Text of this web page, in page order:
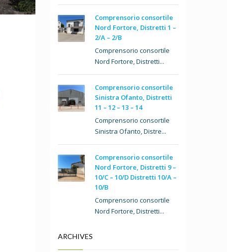
Comprensorio consortile
Nord Fortore, Distretti 1 –
2/A – 2/B
Comprensorio consortile
Nord Fortore, Distretti...
Comprensorio consortile
Sinistra Ofanto, Distretti
11 – 12 – 13 – 14
Comprensorio consortile
Sinistra Ofanto, Distre...
Comprensorio consortile
Nord Fortore, Distretti 9 –
10/C – 10/D Distretti 10/A –
10/B
Comprensorio consortile
Nord Fortore, Distretti...
ARCHIVES